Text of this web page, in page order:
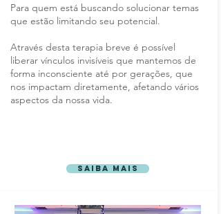
Para quem está buscando solucionar temas
que estão limitando seu potencial.
Através desta terapia breve é possível
liberar vínculos invisíveis que mantemos de
forma inconsciente até por gerações, que
nos impactam diretamente, afetando vários
aspectos da nossa vida.
Saiba mais